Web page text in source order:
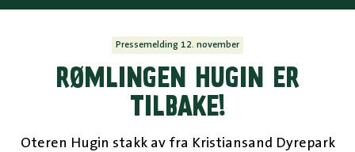
Pressemelding 12. november
RØMLINGEN HUGIN ER
TILBAKE!
Oteren Hugin stakk av fra Kristiansand Dyrepark